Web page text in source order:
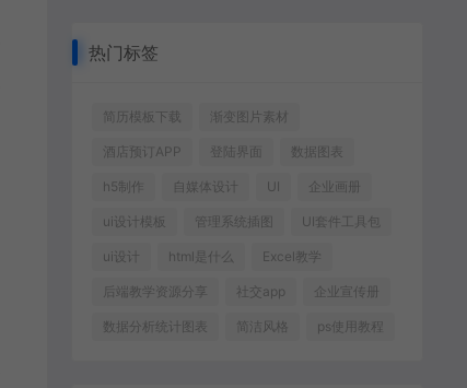
热门标签
简历模板下载 渐变图片素材
酒店预订APP 登陆界面 数据图表
h5制作 自媒体设计 UI 企业画册
ui设计模板 管理系统插图 UI套件工具包
ui设计 html是什么 Excel教学
后端教学资源分享 社交app 企业宣传册
数据分析统计图表 简洁风格 ps使用教程